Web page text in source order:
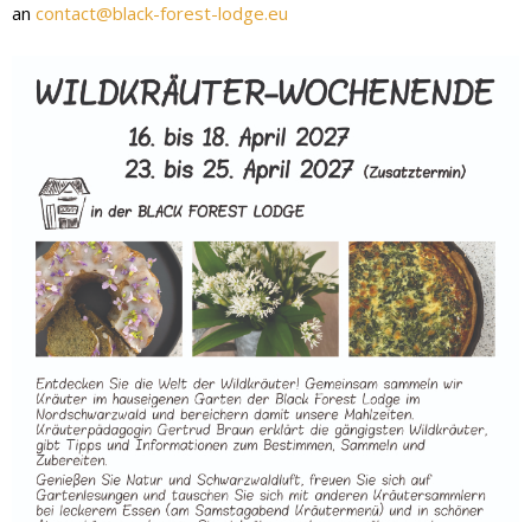
an contact@black-forest-lodge.eu